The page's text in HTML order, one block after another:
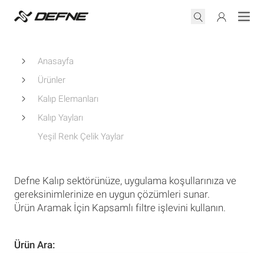
Anasayfa
Ürünler
Kalıp Elemanları
Kalıp Yayları
Yeşil Renk Çelik Yaylar
Defne Kalıp sektörünüze, uygulama koşullarınıza ve
gereksinimlerinize en uygun çözümleri sunar.
Ürün Aramak İçin Kapsamlı filtre işlevini kullanın.
Ürün Ara: